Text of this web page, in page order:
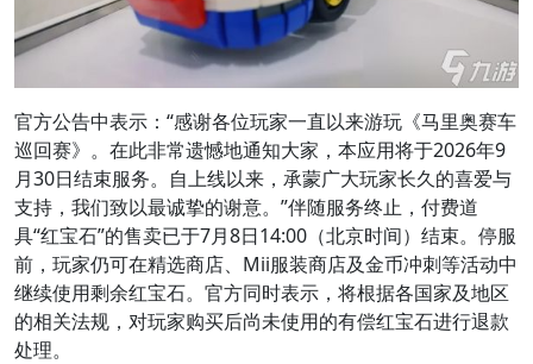
官方公告中表示：“感谢各位玩家一直以来游玩《马里奥赛车
巡回赛》。在此非常遗憾地通知大家，本应用将于2026年9
月30日结束服务。自上线以来，承蒙广大玩家长久的喜爱与
支持，我们致以最诚挚的谢意。”伴随服务终止，付费道
具“红宝石”的售卖已于7月8日14:00（北京时间）结束。停服
前，玩家仍可在精选商店、Mii服装商店及金币冲刺等活动中
继续使用剩余红宝石。官方同时表示，将根据各国家及地区
的相关法规，对玩家购买后尚未使用的有偿红宝石进行退款
处理。